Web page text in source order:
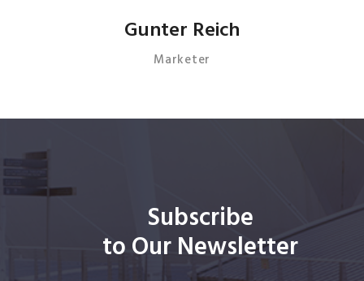
Gunter Reich
Marketer
Subscribe
to Our Newsletter